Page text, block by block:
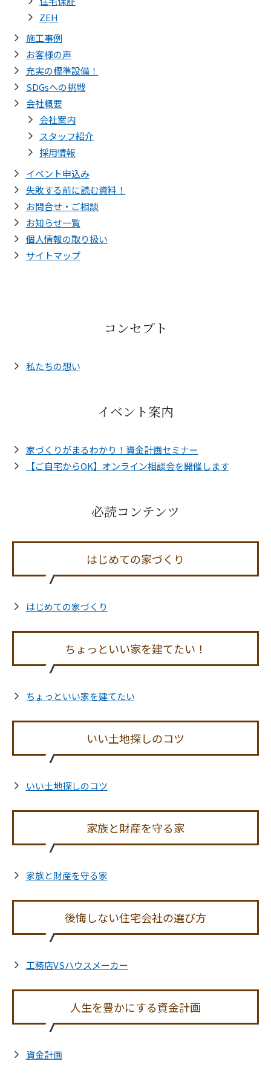
ZEH
施工事例
お客様の声
充実の標準設備！
SDGsへの挑戦
会社概要
会社案内
スタッフ紹介
採用情報
イベント申込み
失敗する前に読む資料！
お問合せ・ご相談
お知らせ一覧
個人情報の取り扱い
サイトマップ
コンセプト
私たちの想い
イベント案内
家づくりがまるわかり！資金計画セミナー
【ご自宅からOK】オンライン相談会を開催します
必読コンテンツ
はじめての家づくり
はじめての家づくり
ちょっといい家を建てたい！
ちょっといい家を建てたい
いい土地探しのコツ
いい土地探しのコツ
家族と財産を守る家
家族と財産を守る家
後悔しない住宅会社の選び方
工務店VSハウスメーカー
人生を豊かにする資金計画
資金計画